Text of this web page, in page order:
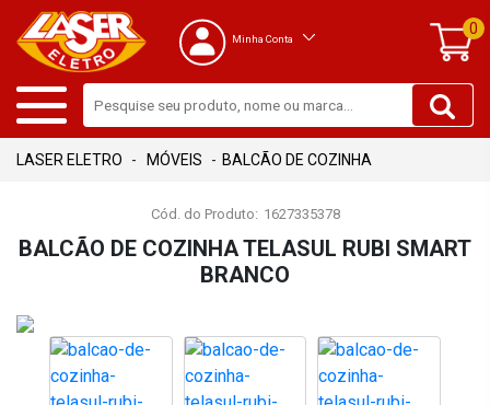
Minha Conta
0
MÓVEIS BALCÃO DE COZINHA
Cód. do Produto: 1627335378
BALCÃO DE COZINHA TELASUL RUBI SMART
BRANCO